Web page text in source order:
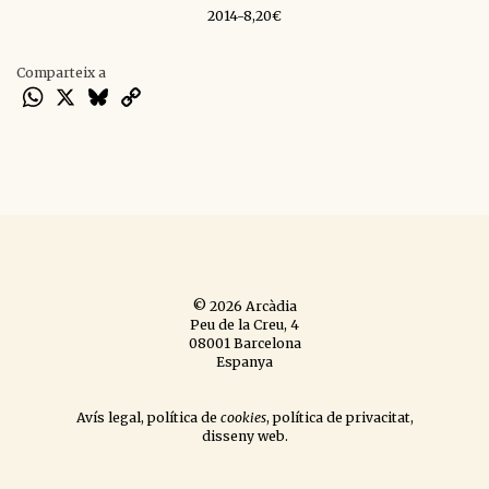
2014-8,20€
Comparteix a
WhatsApp
X Bluesky
© 2026 Arcàdia
Peu de la Creu, 4
08001 Barcelona
Espanya
Avís legal,política de cookies,política de privacitat,
disseny web.